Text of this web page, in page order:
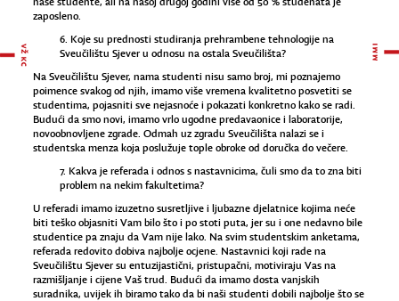
zaposleno.
6. Koje su prednosti studiranja prehrambene tehnologije na
Sveučilištu Sjever u odnosu na ostala Sveučilišta?
Na Sveučilištu Sjever, nama studenti nisu samo broj, mi poznajemo
poimence svakog od njih, imamo više vremena kvalitetno posvetiti se
studentima, pojasniti sve nejasnoće i pokazati konkretno kako se radi.
Budući da smo novi, imamo vrlo ugodne predavaonice i laboratorije,
novoobnovljene zgrade. Odmah uz zgradu Sveučilišta nalazi se i
studentska menza koja poslužuje tople obroke od doručka do večere.
7. Kakva je referada i odnos s nastavnicima, čuli smo da to zna biti
problem na nekim fakultetima?
U referadi imamo izuzetno susretljive i ljubazne djelatnice kojima neće
biti teško objasniti Vam bilo što i po stoti puta, jer su i one nedavno bile
studentice pa znaju da Vam nije lako. Na svim studentskim anketama,
referada redovito dobiva najbolje ocjene. Nastavnici koji rade na
Sveučilištu Sjever su entuzijastični, pristupačni, motiviraju Vas na
razmišljanje i cijene Vaš trud. Budući da imamo dosta vanjskih
suradnika, uvijek ih biramo tako da bi naši studenti dobili najbolje što se